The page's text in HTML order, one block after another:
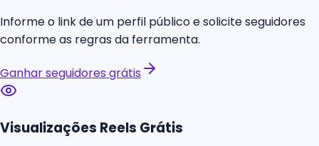
Informe o link de um perfil público e solicite seguidores
conforme as regras da ferramenta.
Ganhar seguidores grátis
Visualizações Reels Grátis